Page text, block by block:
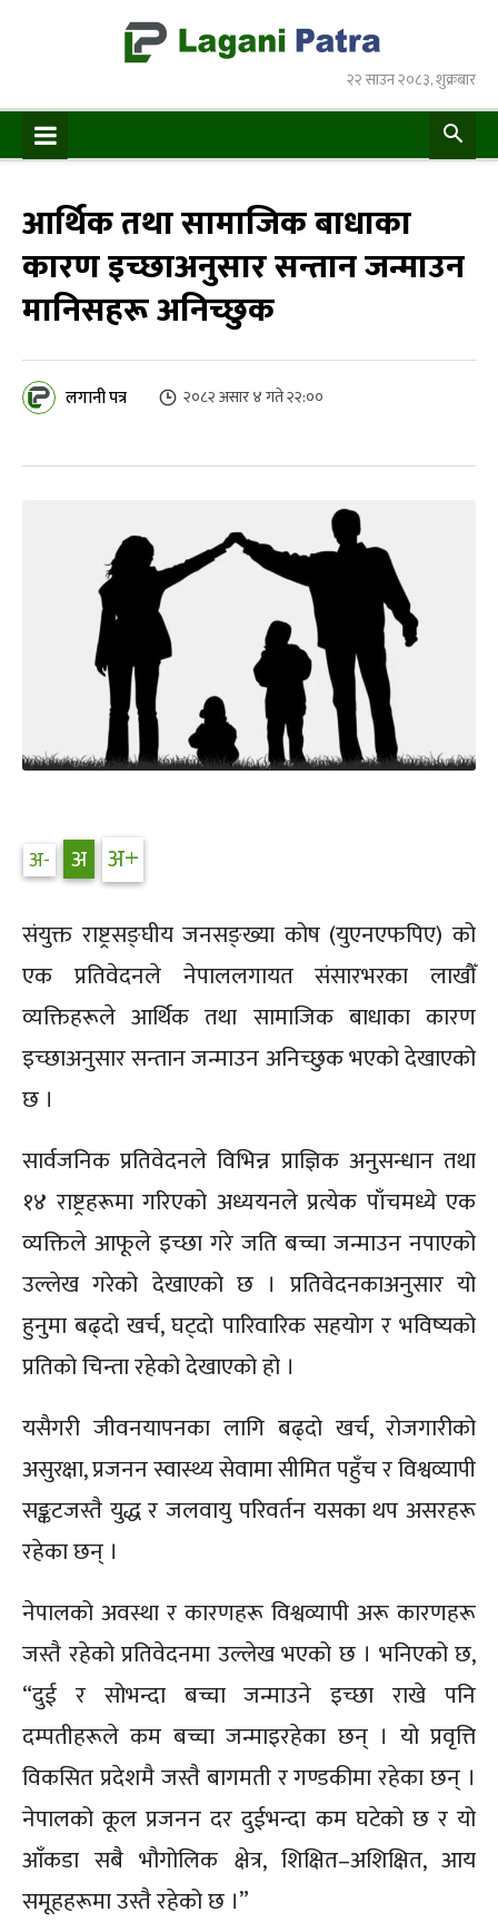
२२ साउन २०८३, शुक्रबार
आर्थिक तथा सामाजिक बाधाका
कारण इच्छाअनुसार सन्तान जन्माउन
मानिसहरू अनिच्छुक
लगानी पत्र २०८२ असार ४ गते २२:००
संयुक्त राष्ट्रसङ्घीय जनसङ्ख्या कोष (युएनएफपिए) को
एक प्रतिवेदनले नेपाललगायत संसारभरका लाखौँ
व्यक्तिहरूले आर्थिक तथा सामाजिक बाधाका कारण
इच्छाअनुसार सन्तान जन्माउन अनिच्छुक भएको देखाएको
छ ।
सार्वजनिक प्रतिवेदनले विभिन्न प्राज्ञिक अनुसन्धान तथा
१४ राष्ट्रहरूमा गरिएको अध्ययनले प्रत्येक पाँचमध्ये एक
व्यक्तिले आफूले इच्छा गरे जति बच्चा जन्माउन नपाएको
उल्लेख गरेको देखाएको छ । प्रतिवेदनकाअनुसार यो
हुनुमा बढ्दो खर्च, घट्दो पारिवारिक सहयोग र भविष्यको
प्रतिको चिन्ता रहेको देखाएको हो ।
यसैगरी जीवनयापनका लागि बढ्दो खर्च, रोजगारीको
असुरक्षा, प्रजनन स्वास्थ्य सेवामा सीमित पहुँच र विश्वव्यापी
सङ्कटजस्तै युद्ध र जलवायु परिवर्तन यसका थप असरहरू
रहेका छन् ।
नेपालको अवस्था र कारणहरू विश्वव्यापी अरू कारणहरू
जस्तै रहेको प्रतिवेदनमा उल्लेख भएको छ । भनिएको छ,
“दुई र सोभन्दा बच्चा जन्माउने इच्छा राखे पनि
दम्पतीहरूले कम बच्चा जन्माइरहेका छन् । यो प्रवृत्ति
विकसित प्रदेशमै जस्तै बागमती र गण्डकीमा रहेका छन् ।
नेपालको कूल प्रजनन दर दुईभन्दा कम घटेको छ र यो
आँकडा सबै भौगोलिक क्षेत्र, शिक्षित–अशिक्षित, आय
समूहहरूमा उस्तै रहेको छ ।”